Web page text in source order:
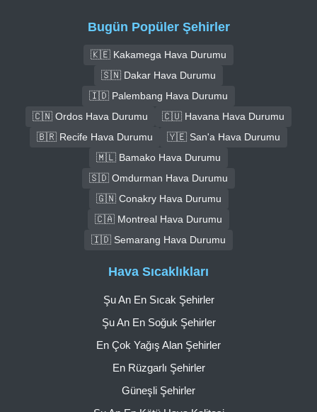
Bugün Popüler Şehirler
🇰🇪 Kakamega Hava Durumu
🇸🇳 Dakar Hava Durumu
🇮🇩 Palembang Hava Durumu
🇨🇳 Ordos Hava Durumu
🇨🇺 Havana Hava Durumu
🇧🇷 Recife Hava Durumu
🇾🇪 San'a Hava Durumu
🇲🇱 Bamako Hava Durumu
🇸🇩 Omdurman Hava Durumu
🇬🇳 Conakry Hava Durumu
🇨🇦 Montreal Hava Durumu
🇮🇩 Semarang Hava Durumu
Hava Sıcaklıkları
Şu An En Sıcak Şehirler
Şu An En Soğuk Şehirler
En Çok Yağış Alan Şehirler
En Rüzgarlı Şehirler
Güneşli Şehirler